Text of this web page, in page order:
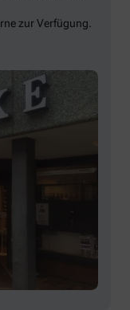
zur Verfügung.